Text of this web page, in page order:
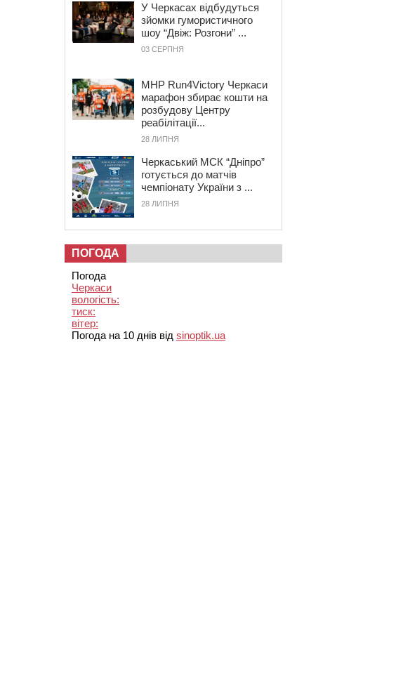
У Черкасах відбудуться
зйомки гумористичного
шоу “Двіж: Розгони” ...
03 СЕРПНЯ
MHP Run4Victory Черкаси
марафон збирає кошти на
розбудову Центру
реабілітації...
28 ЛИПНЯ
Черкаський МСК “Дніпро”
готується до матчів
чемпіонату України з ...
28 ЛИПНЯ
ПОГОДА
Погода
Черкаси
вологість:
тиск:
вітер:
Погода на 10 днів від sinoptik.ua